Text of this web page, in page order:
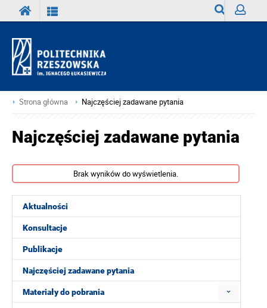
Strona główna Najczęściej zadawane pytania
Aktualności
Konsultacje
Publikacje
Najczęściej zadawane pytania
Materiały do pobrania
Najczęściej zadawane pytania
Brak wyników do wyświetlenia.